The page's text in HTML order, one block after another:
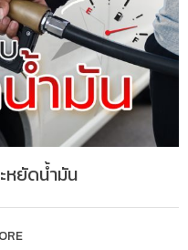
หยัดน้ำมัน